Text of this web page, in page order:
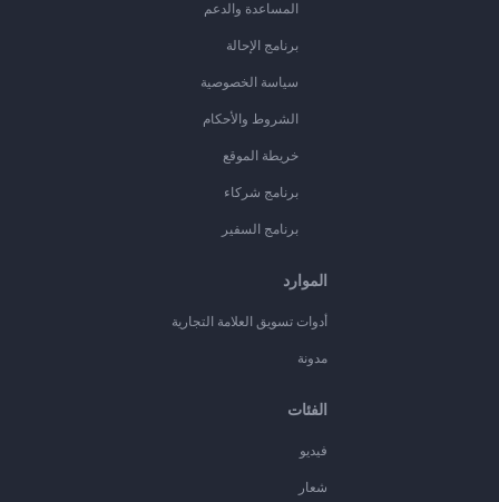
المساعدة والدعم
برنامج الإحالة
سياسة الخصوصية
الشروط والأحكام
خريطة الموقع
برنامج شركاء
برنامج السفير
الموارد
أدوات تسويق العلامة التجارية
مدونة
الفئات
فيديو
شعار